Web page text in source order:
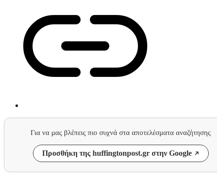
Για να μας βλέπεις πιο συχνά στα αποτελέσματα αναζήτησης
Προσθήκη της huffingtonpost.gr στην Google